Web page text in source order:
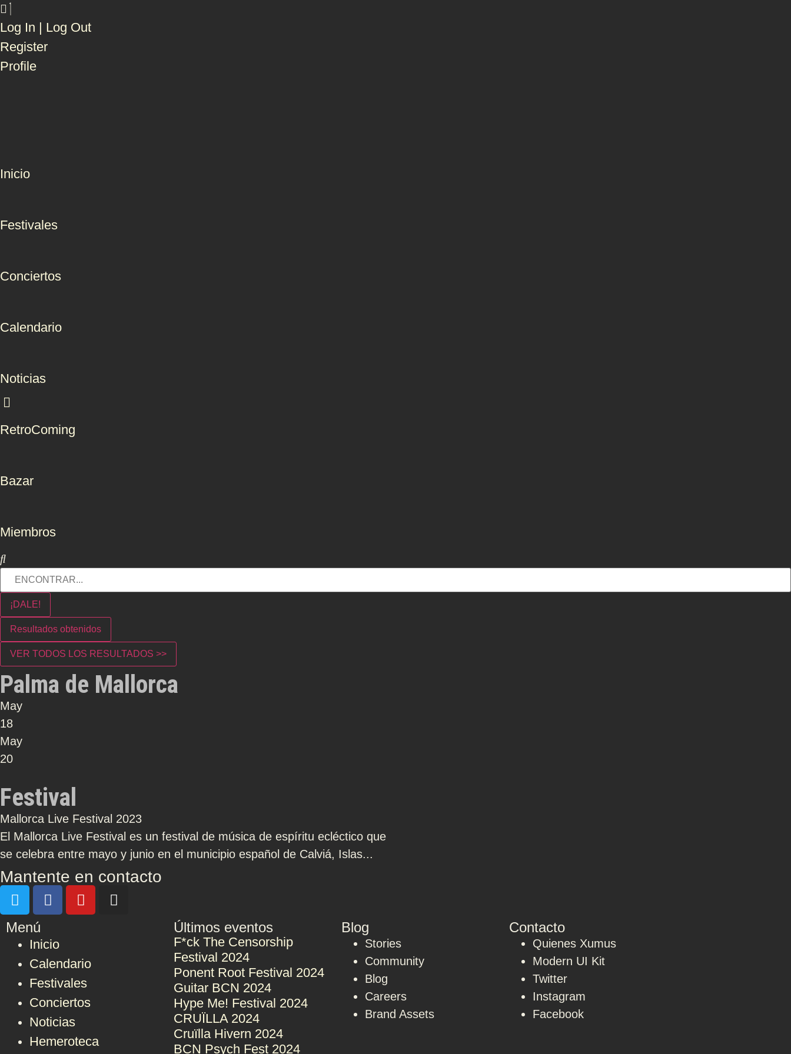
Log In | Log Out
Register
Profile
Inicio
Festivales
Conciertos
Calendario
Noticias
RetroComing
Bazar
Miembros
¡DALE!
Resultados obtenidos
VER TODOS LOS RESULTADOS >>
Palma de Mallorca
May
18
May
20
Festival
Mallorca Live Festival 2023
El Mallorca Live Festival es un festival de música de espíritu ecléctico que
se celebra entre mayo y junio en el municipio español de Calviá, Islas...
Mantente en contacto
Menú
Inicio
Calendario
Festivales
Conciertos
Noticias
Hemeroteca
Últimos eventos
F*ck The Censorship
Festival 2024
Ponent Root Festival 2024
Guitar BCN 2024
Hype Me! Festival 2024
CRUÏLLA 2024
Cruïlla Hivern 2024
BCN Psych Fest 2024
Blog
Stories
Community
Blog
Careers
Brand Assets
Contacto
Quienes Xumus
Modern UI Kit
Twitter
Instagram
Facebook